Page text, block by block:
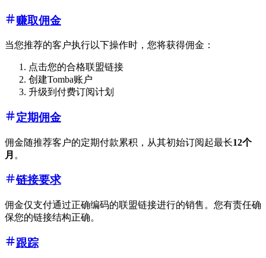
赚取佣金
当您推荐的客户执行以下操作时，您将获得佣金：
点击您的合格联盟链接
创建Tomba账户
升级到付费订阅计划
定期佣金
佣金随推荐客户的定期付款累积，从其初始订阅起最长12个
月 。
链接要求
佣金仅支付通过正确编码的联盟链接进行的销售。您有责任确
保您的链接结构正确。
跟踪